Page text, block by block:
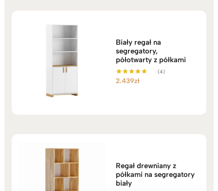
Biały regał na
segregatory,
półotwarty z półkami
Oceniono
(4)
2.439zł
Regał drewniany z
półkami na segregatory
biały